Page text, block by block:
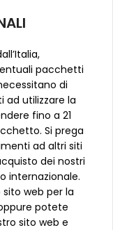
pacchetti
di
ad utilizzare la
fino a 21
Si prega
ad altri siti
dei nostri
internazionale.
web per la
potete
sito web e